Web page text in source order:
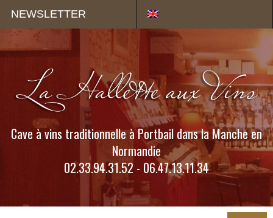
NEWSLETTER
Cave à vins traditionnelle à Portbail dans la Manche en
Normandie
02.33.94.31.52 - 06.47.13.11.34
Panneau de gestion des cookies